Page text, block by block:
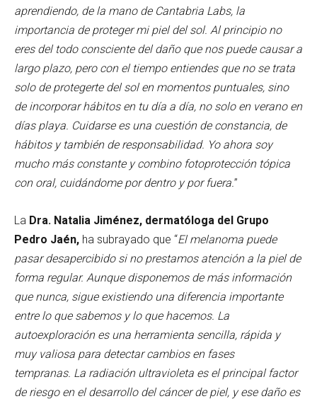
aprendiendo, de la mano de Cantabria Labs, la
importancia de proteger mi piel del sol. Al principio no
eres del todo consciente del daño que nos puede causar a
largo plazo, pero con el tiempo entiendes que no se trata
solo de protegerte del sol en momentos puntuales, sino
de incorporar hábitos en tu día a día, no solo en verano en
días playa. Cuidarse es una cuestión de constancia, de
hábitos y también de responsabilidad. Yo ahora soy
mucho más constante y combino fotoprotección tópica
con oral, cuidándome por dentro y por fuera. ”
La Dra. Natalia Jiménez, dermatóloga del Grupo
Pedro Jaén, ha subrayado que “El melanoma puede
pasar desapercibido si no prestamos atención a la piel de
forma regular. Aunque disponemos de más información
que nunca, sigue existiendo una diferencia importante
entre lo que sabemos y lo que hacemos. La
autoexploración es una herramienta sencilla, rápida y
muy valiosa para detectar cambios en fases
tempranas. La radiación ultravioleta es el principal factor
de riesgo en el desarrollo del cáncer de piel, y ese daño es